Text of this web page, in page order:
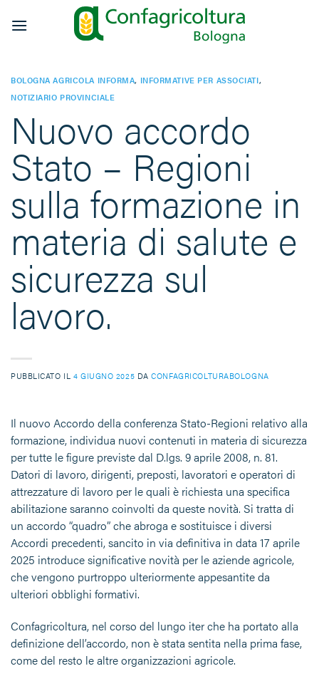
BOLOGNA AGRICOLA INFORMA, INFORMATIVE PER ASSOCIATI,
NOTIZIARIO PROVINCIALE
Nuovo accordo
Stato – Regioni
sulla formazione in
materia di salute e
sicurezza sul
lavoro.
PUBBLICATO IL 4 GIUGNO 2025 DACONFAGRICOLTURABOLOGNA
Il nuovo Accordo della conferenza Stato-Regioni relativo alla
formazione, individua nuovi contenuti in materia di sicurezza
per tutte le figure previste dal D.lgs. 9 aprile 2008, n. 81.
Datori di lavoro, dirigenti, preposti, lavoratori e operatori di
attrezzature di lavoro per le quali è richiesta una specifica
abilitazione saranno coinvolti da queste novità. Si tratta di
un accordo “quadro” che abroga e sostituisce i diversi
Accordi precedenti, sancito in via definitiva in data 17 aprile
2025 introduce significative novità per le aziende agricole,
che vengono purtroppo ulteriormente appesantite da
ulteriori obblighi formativi.
Confagricoltura, nel corso del lungo iter che ha portato alla
definizione dell’accordo, non è stata sentita nella prima fase,
come del resto le altre organizzazioni agricole.